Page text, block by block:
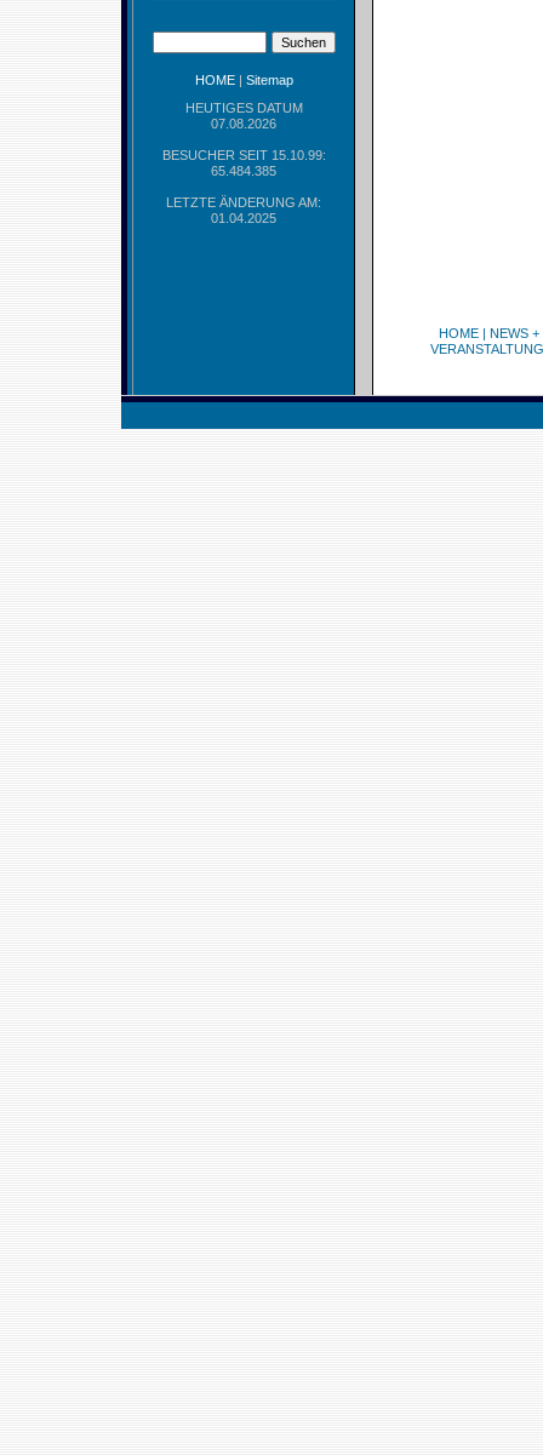
HOME| Sitemap
HEUTIGES DATUM
07.08.2026
BESUCHER SEIT 15.10.99:
65.484.385
LETZTE ÄNDERUNG AM:
01.04.2025
HOME | NEWS +